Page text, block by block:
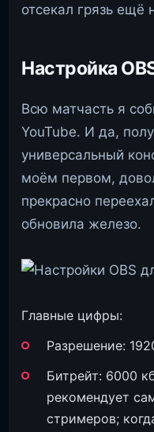
отсекал грязь ещё
Настройка
Всю матчасть я
YouTube. И да,
универсальный
моём первом,
прекрасно
обновила железо.
Главные цифры:
Разрешение:
Битрейт: 6000
рекомендует
стримеров;